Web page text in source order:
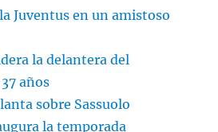
Juventus en un amistoso
la delantera del
años
sobre Sassuolo
la temporada